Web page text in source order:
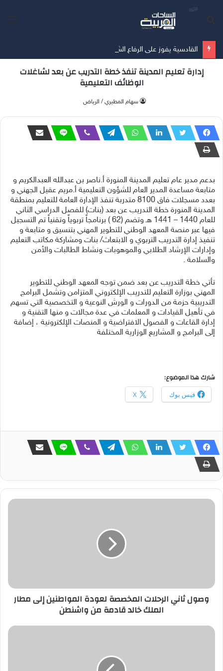
إدارة تعليم المدينة تنفذ خطة التدريب عن بعد لشاغلات
الوظائف التعليمية
‫سهام المطيري / الرياض
بدعم مدير عام تعليم المدينة المنورة أ.ناصر بن عبدالله العبدالكريم و
متابعة مساعدة المدير العام للشؤون التعليمية أ.مريم عقيل الجهني و
بعدد مسجلات فاق 8100 متدربة تنفذ الإدارة العامة للتعليم بمنطقة
المدينة المنورة خطة ⁧‫التدريب عن بعد‬⁩ (بنات) للفصل الدراسي الثاني
للعام 1440 – 1441 هـ وتضم (62 ) برنامجاً تربوياً وتقنياً تم التسجيل
فيها عبر منصة المعهد الوطني للتطوير المهني بتنسيق و متابعة و
تنفيذ إدارة التدريب التربوي و الابتعاث/ بنات ومشاركة مكاتب التعليم
وإدارات الإرشاد الطلابي والموهوبات ونشاط الطالبات والأمن
والسلامة .
تأتي خطة التدريب عن بعد ضمن توجه المعهد الوطني للتطوير
المهني بوزارة التعليم للتدريب الإلكتروني المتزامن وتشمل البرامج
التدريبية حزمة من الدورات و الورش النوعية و التخصصية التي تسهم
في تأهيل القيادات و المعلمات في عدة مجالات و منها التقنية و
إدارة القاعات و الفصول الافتراضية و المنصات الإلكترونية ، إضافة
إلى البرامج و المشاريع الوزارية المختلفة
شارك هذا الموضوع:
فيس بوك X
وصول ثاني الرحلات المخصصة لعودة المواطنين إلى مطار
الملك خالد قادمة من واشنطن